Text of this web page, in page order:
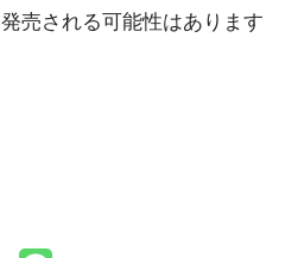
売される可能性はあります